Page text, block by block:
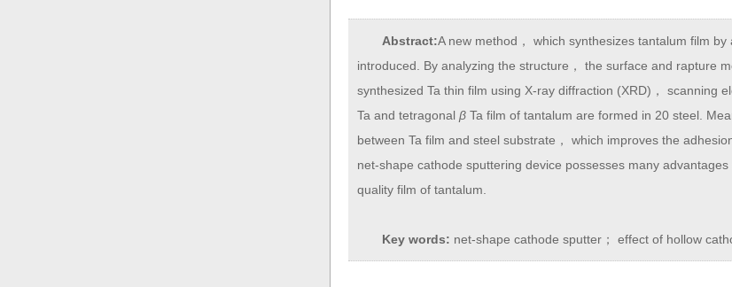
Abstract:A new method， which synthesizes tantalum film
introduced. By analyzing the structure， the surface and rapture
synthesized Ta thin film using X-ray diffraction (XRD)， scanning
Ta and tetragonal β Ta film of tantalum are formed in 20 steel.
between Ta film and steel substrate， which improves the
net-shape cathode sputtering device possesses many
quality film of tantalum.
Key words: net-shape cathode sputter； effect of hollow